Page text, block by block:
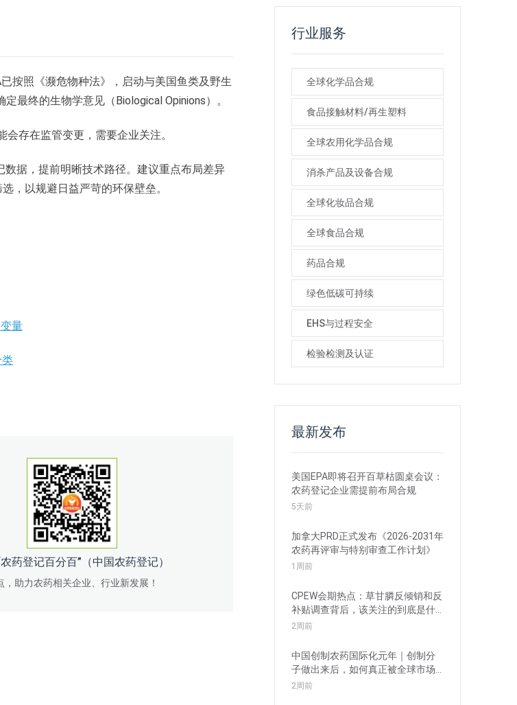
按照《濒危物种法》，启动与美国鱼类及野生
最终的生物学意见（Biological Opinions）。
存在监管变更，需要企业关注。
据，提前明晰技术路径。建议重点布局差异
，以规避日益严苛的环保壁垒。
量
药登记百分百”（中国农药登记）
助力农药相关企业、行业新发展！
行业服务
全球化学品合规
食品接触材料/再生塑料
全球农用化学品合规
消杀产品及设备合规
全球化妆品合规
全球食品合规
药品合规
绿色低碳可持续
EHS与过程安全
检验检测及认证
最新发布
美国EPA即将召开百草枯圆桌会议：
农药登记企业需提前布局合规
5天前
加拿大PRD正式发布《2026-2031年
农药再评审与特别审查工作计划》
1周前
CPEW会期热点：草甘膦反倾销和反
补贴调查背后，该关注的到底是什
么？
2周前
中国创制农药国际化元年｜创制分
子做出来后，如何真正被全球市场
接受？
2周前